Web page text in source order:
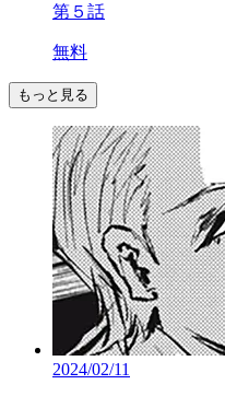
第５話
無料
もっと見る
2024/02/11